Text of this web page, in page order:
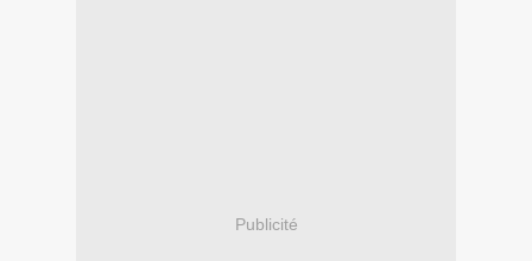
Publicité